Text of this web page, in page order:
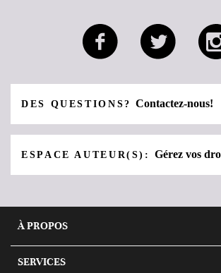
DES QUESTIONS?Contactez-nous!
ESPACE AUTEUR(S):Gérez vos
À PROPOS
SERVICES